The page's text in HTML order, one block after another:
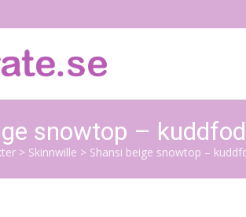
snowtop –
> Skinnwille > Shansi beige snowtop –